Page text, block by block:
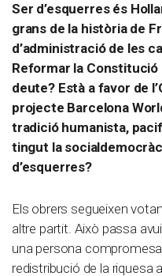
Ser d’esquerres és
grans de la història de
d’administració de les
Reformar la Constitució
deute? Està a favor de
projecte Barcelona
tradició humanista,
tingut la
d’esquerres?
Els obrers segueixen
altre partit. Això passa
una persona
redistribució de la riquesa